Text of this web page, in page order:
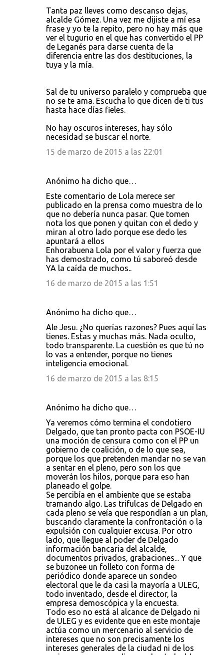
Tanta paz lleves como descanso dejas,
alcalde Gómez. Una vez me dijiste a mí esa
frase y yo te la repito, pero no hay más que
ver el tugurio en el que has convertido el PP
de Leganés para darse cuenta de la
diferencia entre las dos destituciones, la
tuya y la mía.
Sal de tu universo paralelo y comprueba que
no se te ama. Escucha lo que dicen de ti tus
hasta hace días fieles.
No hay oscuros intereses, hay sólo
necesidad se buscar el norte.
15 de marzo de 2015 a las 22:01
Anónimo ha dicho que…
Este comentario de Lola merece ser
publicado en la prensa como muestra de lo
que no debería nunca pasar. Que tomen
nota los que ponen y quitan con el dedo y
miran al otro lado porque ese dedo les
apuntará a ellos
Enhorabuena Lola por el valor y fuerza que
has demostrado, como tú saboreó desde
YA la caída de muchos..
16 de marzo de 2015 a las 1:51
Anónimo ha dicho que…
Ale Jesu. ¿No querías razones? Pues aquí las
tienes. Estas y muchas más. Nada oculto,
todo transparente. La cuestión es que tú no
lo vas a entender, porque no tienes
inteligencia emocional.
16 de marzo de 2015 a las 8:15
Anónimo ha dicho que…
Ya veremos cómo termina el condotiero
Delgado, que tan pronto pacta con PSOE-IU
una moción de censura como con el PP un
gobierno de coalición, o de lo que sea,
porque los que pretenden mandar no se van
a sentar en el pleno, pero son los que
moverán los hilos, porque para eso han
planeado el golpe.
Se percibía en el ambiente que se estaba
tramando algo. Las trifulcas de Delgado en
cada pleno se veía que respondían a un plan,
buscando claramente la confrontación o la
expulsión con cualquier excusa. Por otro
lado, que llegue al poder de Delgado
información bancaria del alcalde,
documentos privados, grabaciones... Y que
se buzonee un folleto con forma de
periódico donde aparece un sondeo
electoral que le da casi la mayoría a ULEG,
todo inventado, desde el director, la
empresa demoscópica y la encuesta.
Todo eso no está al alcance de Delgado ni
de ULEG y es evidente que en este montaje
actúa como un mercenario al servicio de
intereses que no son precisamente los
intereses generales de la ciudad ni de los